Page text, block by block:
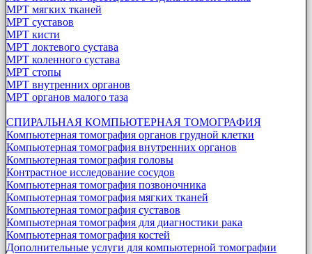
МРТ мягких тканей
МРТ суставов
МРТ кисти
МРТ локтевого сустава
МРТ коленного сустава
МРТ стопы
МРТ внутренних органов
МРТ органов малого таза
СПИРАЛЬНАЯ КОМПЬЮТЕРНАЯ ТОМОГРАФИЯ
Компьютерная томография органов грудной клетки
Компьютерная томография внутренних органов
Компьютерная томография головы
Контрастное исследование сосудов
Компьютерная томография позвоночника
Компьютерная томография мягких тканей
Компьютерная томография суставов
Компьютерная томография для диагностики рака
Компьютерная томография костей
Дополнительные услуги для компьютерной томографии